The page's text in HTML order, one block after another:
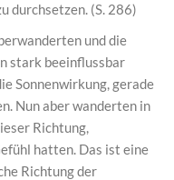
durchsetzen. (S. 286)
und die
stark beeinflussbar
Sonnenwirkung, gerade
Nun aber wanderten in
Richtung,
hatten. Das ist eine
Richtung der